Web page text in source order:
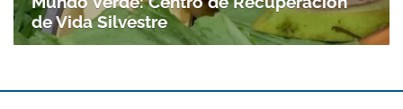
de Vida Silvestre